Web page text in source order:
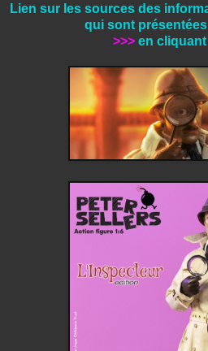
Lien sur les sources des
qui sont
>>> en